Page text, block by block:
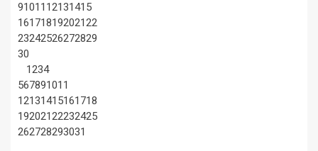
91011 12131415
16171819202122
23242526272829
30
1234
567891011
12131415161718
19202122232425
262728293031